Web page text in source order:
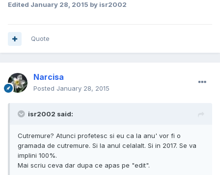
Edited January 28, 2015 by isr2002
Quote
Narcisa
Posted January 28, 2015
isr2002 said:
Cutremure? Atunci profetesc si eu ca la anu' vor fi o
gramada de cutremure. Si la anul celalalt. Si in 2017. Se va
implini 100%.
Mai scriu ceva dar dupa ce apas pe "edit".